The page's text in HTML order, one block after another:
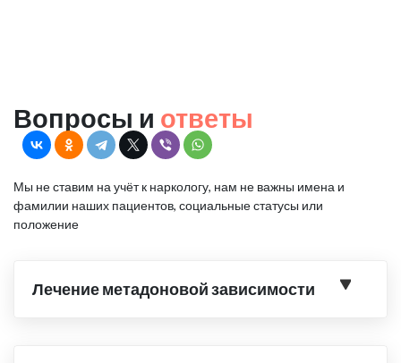
Вопросы и ответы
Мы не ставим на учёт к наркологу, нам не важны имена и
фамилии наших пациентов, социальные статусы или
положение
Лечение метадоновой зависимости